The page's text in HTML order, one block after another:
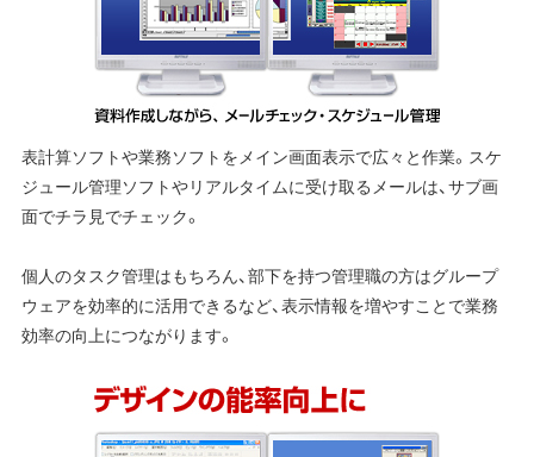
表計算ソフトや業務ソフトをメイン画面表示で広々と作業。スケ
ジュール管理ソフトやリアルタイムに受け取るメールは、サブ画
面でチラ見でチェック。
個人のタスク管理はもちろん、部下を持つ管理職の方はグループ
ウェアを効率的に活用できるなど、表示情報を増やすことで業務
効率の向上につながります。